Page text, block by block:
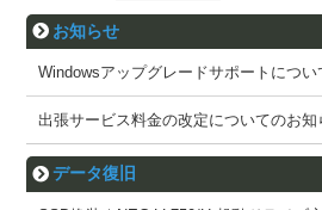
お知らせ
Windowsアップグレードサポートについ
出張サービス料金の改定についてのお知
データ復旧